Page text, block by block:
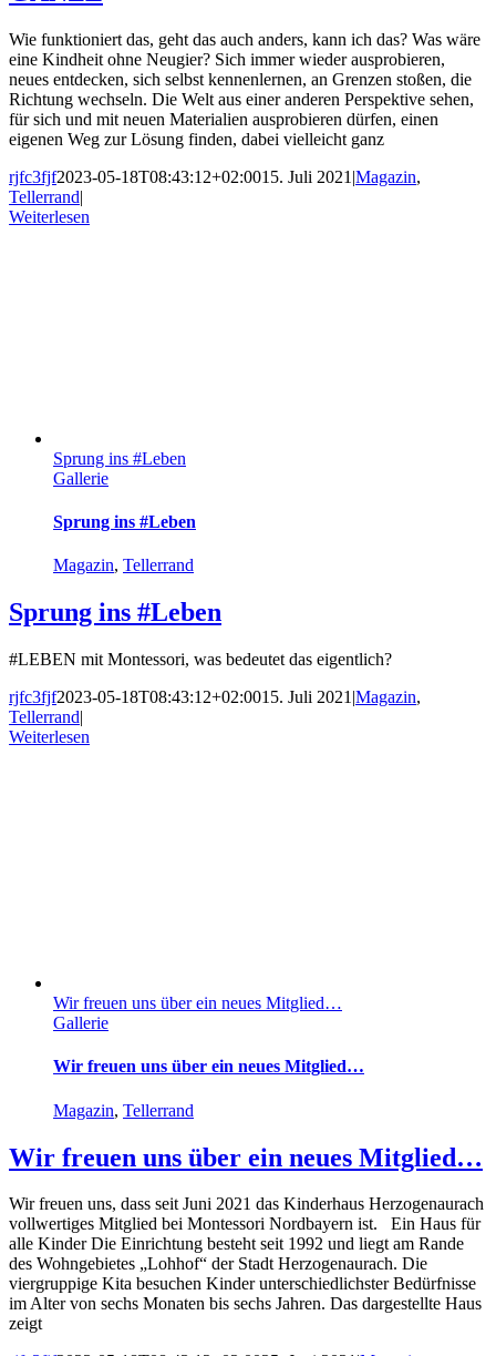
Wie funktioniert das, geht das auch anders, kann ich das? Was wäre
eine Kindheit ohne Neugier? Sich immer wieder ausprobieren,
neues entdecken, sich selbst kennenlernen, an Grenzen stoßen, die
Richtung wechseln. Die Welt aus einer anderen Perspektive sehen,
für sich und mit neuen Materialien ausprobieren dürfen, einen
eigenen Weg zur Lösung finden, dabei vielleicht ganz
rjfc3fjf2023-05-18T08:43:12+02:0015. Juli 2021 |Magazin,
Tellerrand|
Weiterlesen
Sprung ins #Leben
Gallerie
Sprung ins #Leben
Magazin, Tellerrand
Sprung ins #Leben
#LEBEN mit Montessori, was bedeutet das eigentlich?
rjfc3fjf2023-05-18T08:43:12+02:0015. Juli 2021 |Magazin,
Tellerrand|
Weiterlesen
Wir freuen uns über ein neues Mitglied…
Gallerie
Wir freuen uns über ein neues Mitglied…
Magazin, Tellerrand
Wir freuen uns über ein neues Mitglied…
Wir freuen uns, dass seit Juni 2021 das Kinderhaus Herzogenaurach
vollwertiges Mitglied bei Montessori Nordbayern ist. Ein Haus für
alle Kinder Die Einrichtung besteht seit 1992 und liegt am Rande
des Wohngebietes „Lohhof“ der Stadt Herzogenaurach. Die
viergruppige Kita besuchen Kinder unterschiedlichster Bedürfnisse
im Alter von sechs Monaten bis sechs Jahren. Das dargestellte Haus
zeigt